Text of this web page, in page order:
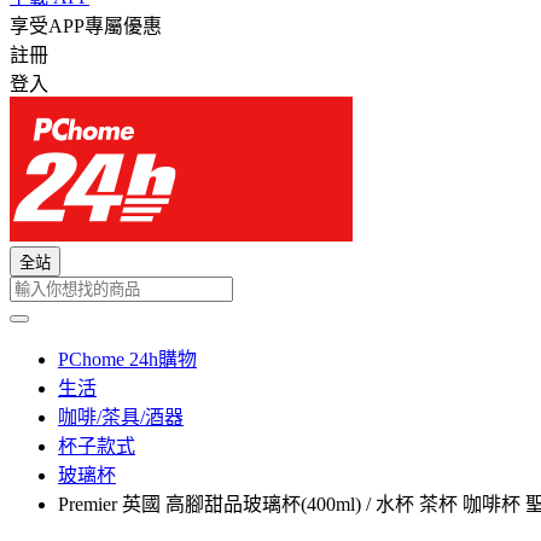
享受APP專屬優惠
註冊
登入
全站
PChome 24h購物
生活
咖啡/茶具/酒器
杯子款式
玻璃杯
Premier 英國 高腳甜品玻璃杯(400ml) / 水杯 茶杯 咖啡杯